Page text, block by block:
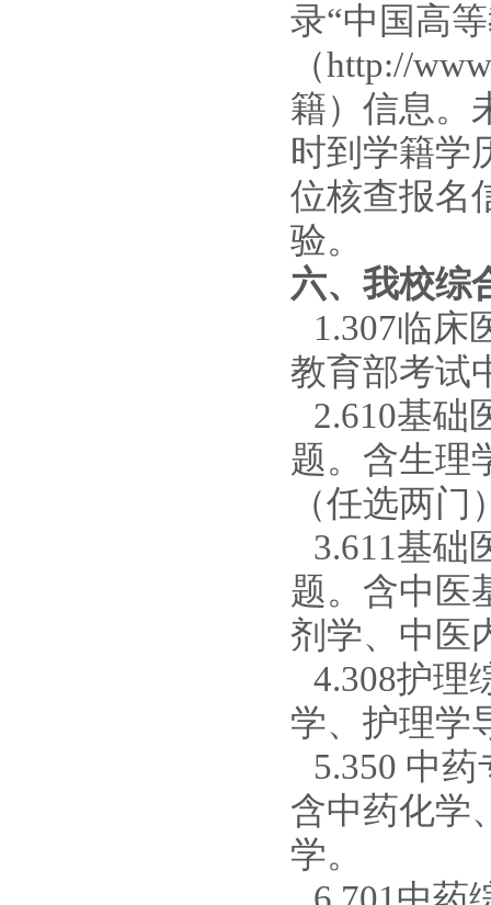
录“中国高
（http://
籍）信息。
时到学籍学
位核查报名
验。
六、我校综
1.307临床
教育部考试
2.610基础
题。含生理
（任选两门
3.611基础
题。含中医
剂学、中医
4.308护理
学、护理学
5.350 中
含中药化学
学。